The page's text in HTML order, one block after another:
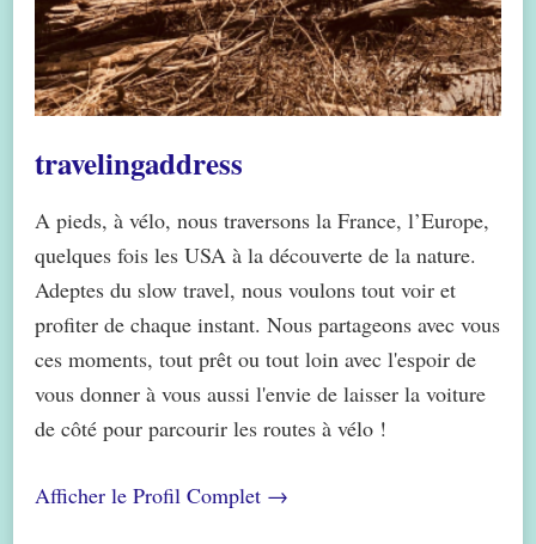
travelingaddress
A pieds, à vélo, nous traversons la France, l’Europe,
quelques fois les USA à la découverte de la nature.
Adeptes du slow travel, nous voulons tout voir et
profiter de chaque instant. Nous partageons avec vous
ces moments, tout prêt ou tout loin avec l'espoir de
vous donner à vous aussi l'envie de laisser la voiture
de côté pour parcourir les routes à vélo !
Afficher le Profil Complet →